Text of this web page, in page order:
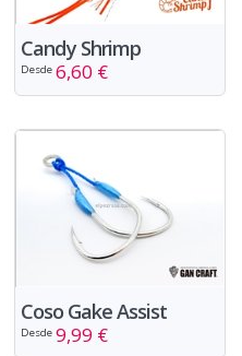
Candy Shrimp
Desde 6,60 €
Coso Gake Assist
Desde 9,99 €